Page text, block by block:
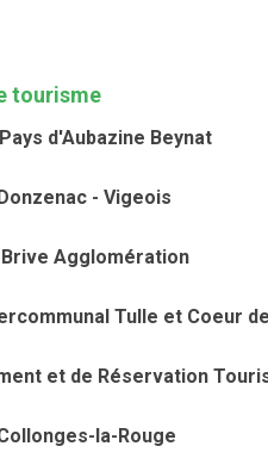
tourisme
d'Aubazine Beynat
- Vigeois
Agglomération
Tulle et Coeur
et de Réservation
la-Rouge